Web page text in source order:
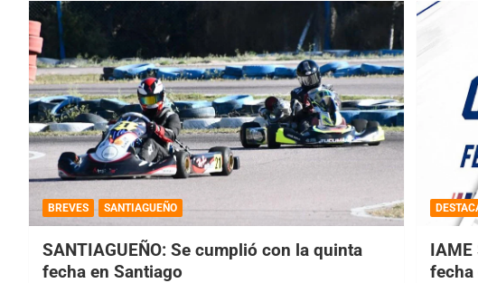
BREVES SANTIAGUEÑO
SANTIAGUEÑO: Se cumplió con la quinta
fecha en Santiago
IAME
fecha